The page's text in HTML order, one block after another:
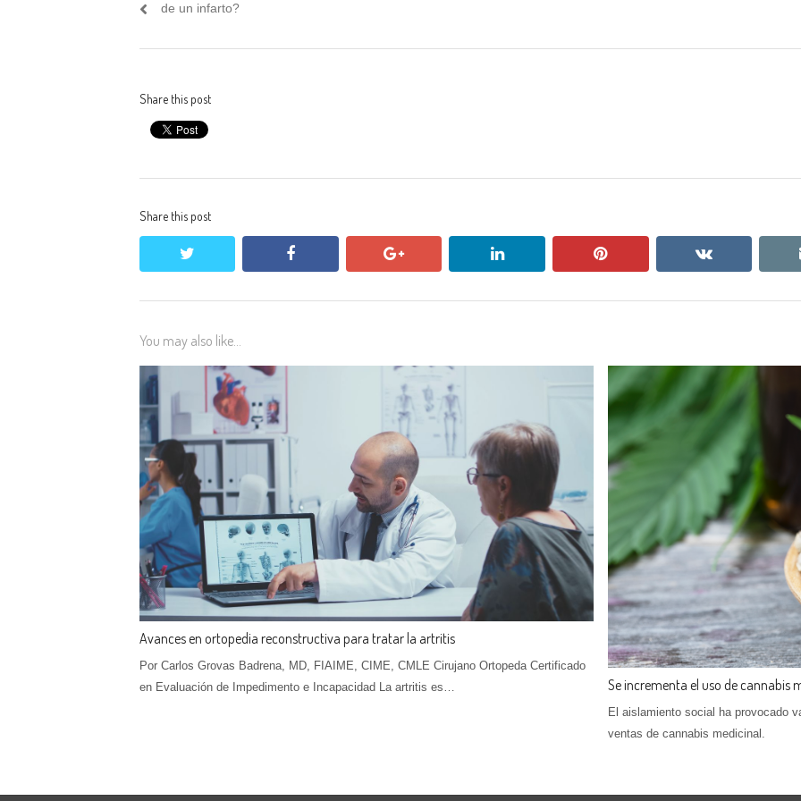
post:
de un infarto?
Share this post
Share this post
twitter facebook google+ linkedin pinterest vkontakte
You may also like...
Avances en ortopedia reconstructiva para tratar la artritis
Por Carlos Grovas Badrena, MD, FIAIME, CIME, CMLE Cirujano Ortopeda Certificado
en Evaluación de Impedimento e Incapacidad La artritis es…
Se incrementa el uso de cannabis
El aislamiento social ha provocado
ventas de cannabis medicinal.